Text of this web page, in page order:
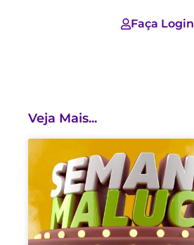
Faça Login
Veja Mais...